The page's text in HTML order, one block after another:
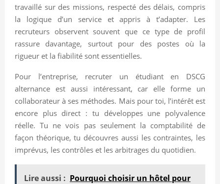
travaillé sur des missions, respecté des délais, compris
la logique d’un service et appris à t’adapter. Les
recruteurs observent souvent que ce type de profil
rassure davantage, surtout pour des postes où la
rigueur et la fiabilité sont essentielles.
Pour l’entreprise, recruter un étudiant en DSCG
alternance est aussi intéressant, car elle forme un
collaborateur à ses méthodes. Mais pour toi, l’intérêt est
encore plus direct : tu développes une polyvalence
réelle. Tu ne vois pas seulement la comptabilité de
façon théorique, tu découvres aussi les contraintes, les
imprévus, les contrôles et les arbitrages du quotidien.
Lire aussi : Pourquoi choisir un hôtel pour